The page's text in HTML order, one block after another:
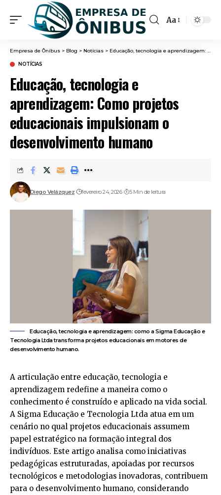
Font
Aa
Empresa de Ônibus > Blog > Notícias > Educação, tecnologia e aprendizagem: Como projetos educacionais impulsionam o desenvolvimento humano
NOTÍCIAS
Educação, tecnologia e
aprendizagem: Como projetos
educacionais impulsionam o
desenvolvimento humano
Diego Velázquez fevereiro 24, 2026 5 Min de leitura
Educação, tecnologia e aprendizagem: como a Sigma Educação e
Tecnologia Ltda transforma projetos educacionais em motores de
desenvolvimento humano.
A articulação entre educação, tecnologia e
aprendizagem redefine a maneira como o
conhecimento é construído e aplicado na vida social.
A Sigma Educação e Tecnologia Ltda atua em um
cenário no qual projetos educacionais assumem
papel estratégico na formação integral dos
indivíduos. Este artigo analisa como iniciativas
pedagógicas estruturadas, apoiadas por recursos
tecnológicos e metodologias inovadoras, contribuem
para o desenvolvimento humano, considerando